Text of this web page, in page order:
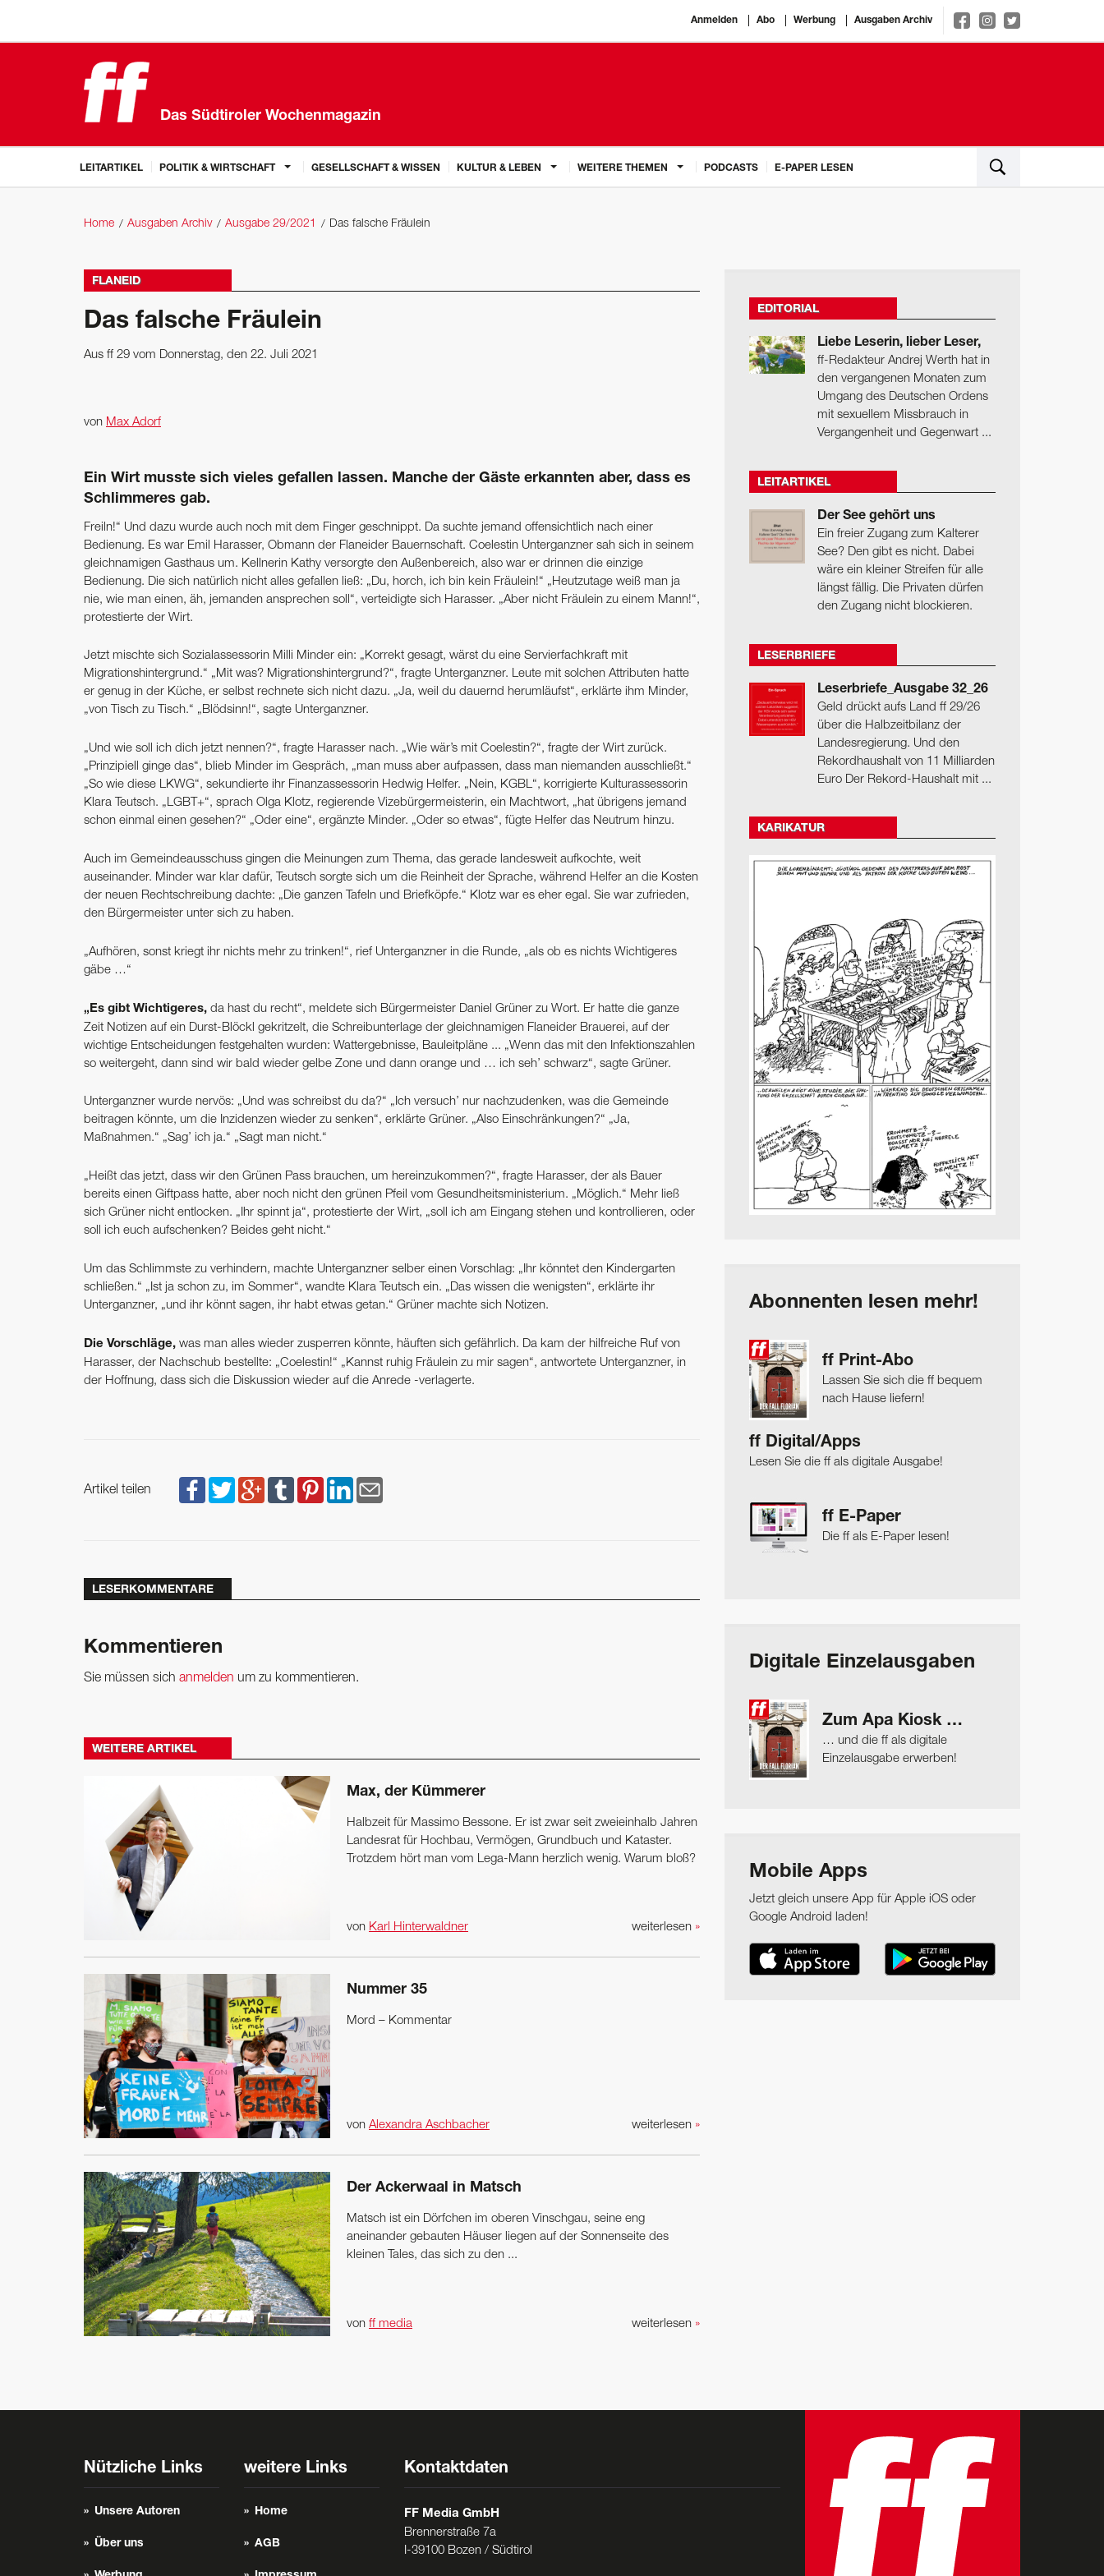
Anmelden Abo Werbung Ausgaben Archiv
Das Südtiroler Wochenmagazin
LEITARTIKEL POLITIK & WIRTSCHAFT GESELLSCHAFT & WISSEN KULTUR & LEBEN WEITERE THEMEN PODCASTS E-PAPER LESEN
Home Ausgaben Archiv Ausgabe 29/2021 Das falsche Fräulein
FLANEID
Das falsche Fräulein
Aus ff 29 vom Donnerstag, den 22. Juli 2021
von Max Adorf
Ein Wirt musste sich vieles gefallen lassen. Manche der Gäste erkannten aber, dass es
Schlimmeres gab.
Freiln!“ Und dazu wurde auch noch mit dem Finger geschnippt. Da suchte jemand offensichtlich nach einer
Bedienung. Es war Emil Harasser, Obmann der Flaneider Bauernschaft. Coelestin Unterganzner sah sich in seinem
gleichnamigen Gasthaus um. Kellnerin Kathy versorgte den Außenbereich, also war er drinnen die einzige
Bedienung. Die sich natürlich nicht alles gefallen ließ: „Du, horch, ich bin kein Fräulein!“ „Heutzutage weiß man ja
nie, wie man einen, äh, jemanden ansprechen soll“, verteidigte sich Harasser. „Aber nicht Fräulein zu einem Mann!“,
protestierte der Wirt.
Jetzt mischte sich Sozialassessorin Milli Minder ein: „Korrekt gesagt, wärst du eine Servierfachkraft mit
Migrationshintergrund.“ „Mit was? Migrationshintergrund?“, fragte Unterganzner. Leute mit solchen Attributen hatte
er genug in der Küche, er selbst rechnete sich nicht dazu. „Ja, weil du dauernd herumläufst“, erklärte ihm Minder,
„von Tisch zu Tisch.“ „Blödsinn!“, sagte Unterganzner.
„Und wie soll ich dich jetzt nennen?“, fragte Harasser nach. „Wie wär’s mit Coelestin?“, fragte der Wirt zurück.
„Prinzipiell ginge das“, blieb Minder im Gespräch, „man muss aber aufpassen, dass man niemanden ausschließt.“
„So wie diese LKWG“, sekundierte ihr Finanzassessorin Hedwig Helfer. „Nein, KGBL“, korrigierte Kulturassessorin
Klara Teutsch. „LGBT+“, sprach Olga Klotz, regierende Vizebürgermeisterin, ein Machtwort, „hat übrigens jemand
schon einmal einen gesehen?“ „Oder eine“, ergänzte Minder. „Oder so etwas“, fügte Helfer das Neutrum hinzu.
Auch im Gemeindeausschuss gingen die Meinungen zum Thema, das gerade landesweit aufkochte, weit
auseinander. Minder war klar dafür, Teutsch sorgte sich um die Reinheit der Sprache, während Helfer an die Kosten
der neuen Rechtschreibung dachte: „Die ganzen Tafeln und Briefköpfe.“ Klotz war es eher egal. Sie war zufrieden,
den Bürgermeister unter sich zu haben.
„Aufhören, sonst kriegt ihr nichts mehr zu trinken!“, rief Unterganzner in die Runde, „als ob es nichts Wichtigeres
gäbe …“
„Es gibt Wichtigeres, da hast du recht“, meldete sich Bürgermeister Daniel Grüner zu Wort. Er hatte die ganze
Zeit Notizen auf ein Durst-Blöckl gekritzelt, die Schreibunterlage der gleichnamigen Flaneider Brauerei, auf der
wichtige Entscheidungen festgehalten wurden: Wattergebnisse, Bauleitpläne ... „Wenn das mit den Infektionszahlen
so weitergeht, dann sind wir bald wieder gelbe Zone und dann orange und … ich seh’ schwarz“, sagte Grüner.
Unterganzner wurde nervös: „Und was schreibst du da?“ „Ich versuch’ nur nachzudenken, was die Gemeinde
beitragen könnte, um die Inzidenzen wieder zu senken“, erklärte Grüner. „Also Einschränkungen?“ „Ja,
Maßnahmen.“ „Sag’ ich ja.“ „Sagt man nicht.“
„Heißt das jetzt, dass wir den Grünen Pass brauchen, um hereinzukommen?“, fragte Harasser, der als Bauer
bereits einen Giftpass hatte, aber noch nicht den grünen Pfeil vom Gesundheitsministerium. „Möglich.“ Mehr ließ
sich Grüner nicht entlocken. „Ihr spinnt ja“, protestierte der Wirt, „soll ich am Eingang stehen und kontrollieren, oder
soll ich euch aufschenken? Beides geht nicht.“
Um das Schlimmste zu verhindern, machte Unterganzner selber einen Vorschlag: „Ihr könntet den Kindergarten
schließen.“ „Ist ja schon zu, im Sommer“, wandte Klara Teutsch ein. „Das wissen die wenigsten“, erklärte ihr
Unterganzner, „und ihr könnt sagen, ihr habt etwas getan.“ Grüner machte sich Notizen.
Die Vorschläge, was man alles wieder zusperren könnte, häuften sich gefährlich. Da kam der hilfreiche Ruf von
Harasser, der Nachschub bestellte: „Coelestin!“ „Kannst ruhig Fräulein zu mir sagen“, antwortete Unterganzner, in
der Hoffnung, dass sich die Diskussion wieder auf die Anrede -verlagerte.
Artikel teilen
LESERKOMMENTARE
Kommentieren
Sie müssen sich anmelden um zu kommentieren.
WEITERE ARTIKEL
Max, der Kümmerer
Halbzeit für Massimo Bessone. Er ist zwar seit zweieinhalb Jahren
Landesrat für Hochbau, Vermögen, Grundbuch und Kataster.
Trotzdem hört man vom Lega-Mann herzlich wenig. Warum bloß?
weiterlesen »
von Karl Hinterwaldner
Nummer 35
Mord – Kommentar
weiterlesen »
von Alexandra Aschbacher
Der Ackerwaal in Matsch
Matsch ist ein Dörfchen im oberen Vinschgau, seine eng
aneinander gebauten Häuser liegen auf der Sonnenseite des
kleinen Tales, das sich zu den ...
weiterlesen »
von ff media
EDITORIAL
Liebe Leserin, lieber Leser,
ff-Redakteur Andrej Werth hat in
den vergangenen Monaten zum
Umgang des Deutschen Ordens
mit sexuellem Missbrauch in
Vergangenheit und Gegenwart ...
LEITARTIKEL
Der See gehört uns
Ein freier Zugang zum Kalterer
See? Den gibt es nicht. Dabei
wäre ein kleiner Streifen für alle
längst fällig. Die Privaten dürfen
den Zugang nicht blockieren.
LESERBRIEFE
Leserbriefe_Ausgabe 32_26
Geld drückt aufs Land ff 29/26
über die Halbzeitbilanz der
Landesregierung. Und den
Rekordhaushalt von 11 Milliarden
Euro Der Rekord-Haushalt mit ...
KARIKATUR
Abonnenten lesen mehr!
ff Print-Abo
Lassen Sie sich die ff bequem
nach Hause liefern!
ff Digital/Apps
Lesen Sie die ff als digitale Ausgabe!
ff E-Paper
Die ff als E-Paper lesen!
Digitale Einzelausgaben
Zum Apa Kiosk …
… und die ff als digitale
Einzelausgabe erwerben!
Mobile Apps
Jetzt gleich unsere App für Apple iOS oder
Google Android laden!
Nützliche Links
Unsere Autoren
Über uns
weitere Links
Home
AGB
Kontaktdaten
FF Media GmbH
Brennerstraße 7a
I-39100 Bozen / Südtirol